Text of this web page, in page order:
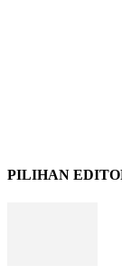
PILIHAN